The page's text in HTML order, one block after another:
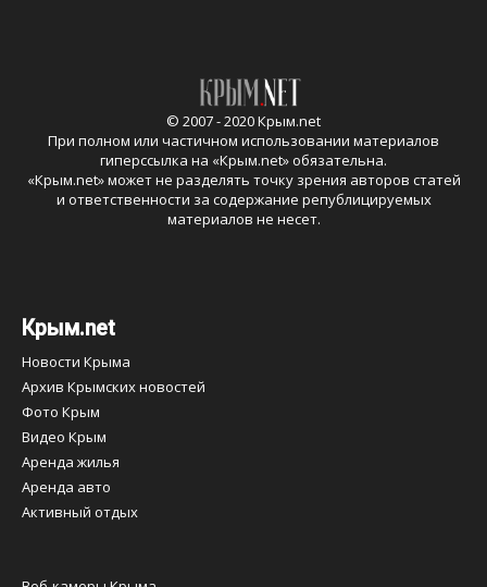
© 2007 - 2020 Крым.net
При полном или частичном использовании материалов
гиперссылка на «Крым.net» обязательна.
«Крым.net» может не разделять точку зрения авторов статей
и ответственности за содержание републицируемых
материалов не несет.
Крым.net
Новости Крыма
Архив Крымских новостей
Фото Крым
Видео Крым
Аренда жилья
Аренда авто
Активный отдых